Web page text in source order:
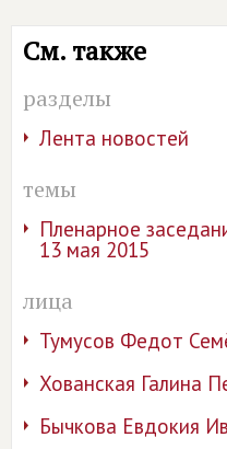
См. также
разделы
Лента новостей
темы
Пленарное
13 мая 2015
лица
Тумусов Федот
Хованская Галина
Бычкова Евдокия